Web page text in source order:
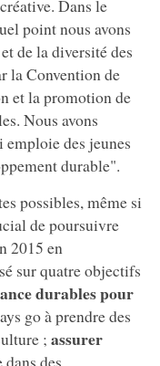
Dans le
point nous avons
de la diversité des
la Convention de
et la promotion de
Nous avons
des jeunes
durable".
possibles, même si
de poursuivre
2015 en
sur quatre objectifs
durables pour
go à prendre des
; assurer
des